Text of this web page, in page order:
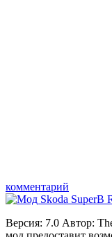
комментарий
Версия: 7.0 Автор: